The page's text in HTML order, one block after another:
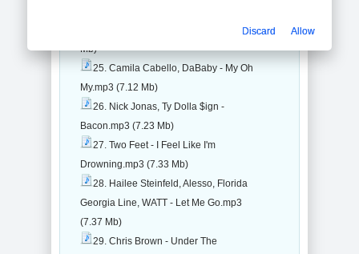
24. zandros, Limi - obsessed.mp3 (7.12
Mb)
25. Camila Cabello, DaBaby - My Oh
My.mp3 (7.12 Mb)
26. Nick Jonas, Ty Dolla $ign -
Bacon.mp3 (7.23 Mb)
27. Two Feet - I Feel Like I'm
Drowning.mp3 (7.33 Mb)
28. Hailee Steinfeld, Alesso, Florida
Georgia Line, WATT - Let Me Go.mp3
(7.37 Mb)
29. Chris Brown - Under The
Discard Allow